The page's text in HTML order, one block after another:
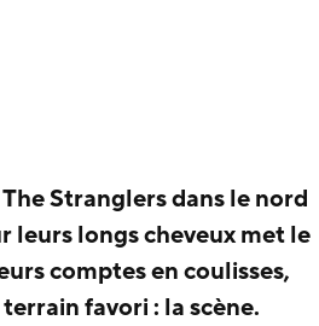
Stranglers dans le nord
leurs longs cheveux met le
comptes en coulisses,
favori : la scène.